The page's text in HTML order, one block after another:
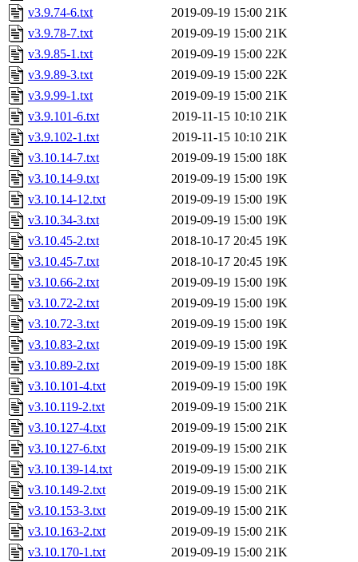
v3.9.74-6.txt
2019-09-19 15:00 21K
v3.9.78-7.txt
2019-09-19 15:00 21K
v3.9.85-1.txt
2019-09-19 15:00 22K
v3.9.89-3.txt
2019-09-19 15:00 22K
v3.9.99-1.txt
2019-09-19 15:00 21K
v3.9.101-6.txt
2019-11-15 10:10 21K
v3.9.102-1.txt
2019-11-15 10:10 21K
v3.10.14-7.txt
2019-09-19 15:00 18K
v3.10.14-9.txt
2019-09-19 15:00 19K
v3.10.14-12.txt
2019-09-19 15:00 19K
v3.10.34-3.txt
2019-09-19 15:00 19K
v3.10.45-2.txt
2018-10-17 20:45 19K
v3.10.45-7.txt
2018-10-17 20:45 19K
v3.10.66-2.txt
2019-09-19 15:00 19K
v3.10.72-2.txt
2019-09-19 15:00 19K
v3.10.72-3.txt
2019-09-19 15:00 19K
v3.10.83-2.txt
2019-09-19 15:00 19K
v3.10.89-2.txt
2019-09-19 15:00 18K
v3.10.101-4.txt
2019-09-19 15:00 19K
v3.10.119-2.txt
2019-09-19 15:00 21K
v3.10.127-4.txt
2019-09-19 15:00 21K
v3.10.127-6.txt
2019-09-19 15:00 21K
v3.10.139-14.txt
2019-09-19 15:00 21K
v3.10.149-2.txt
2019-09-19 15:00 21K
v3.10.153-3.txt
2019-09-19 15:00 21K
v3.10.163-2.txt
2019-09-19 15:00 21K
v3.10.170-1.txt
2019-09-19 15:00 21K